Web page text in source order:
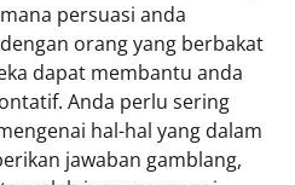
persuasi anda
orang yang berbakat
dapat membantu anda
Anda perlu sering
hal-hal yang dalam
jawaban gamblang,